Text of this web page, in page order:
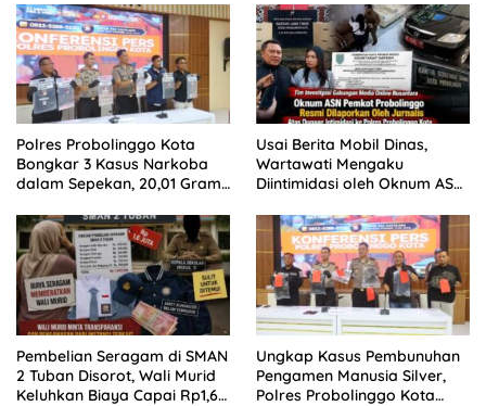
Polres Probolinggo Kota
Bongkar 3 Kasus Narkoba
dalam Sepekan, 20,01 Gram
Usai Berita Mobil Dinas,
Wartawati Mengaku
Diintimidasi oleh Oknum ASN
Tempuh Jalur Hukum
Pembelian Seragam di SMAN
2 Tuban Disorot, Wali Murid
Keluhkan Biaya Capai Rp1,6
Ungkap Kasus Pembunuhan
Pengamen Manusia Silver,
Polres Probolinggo Kota